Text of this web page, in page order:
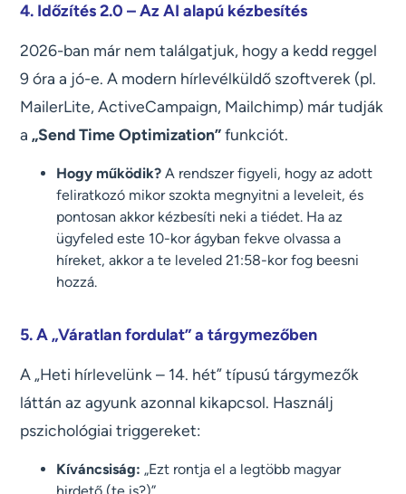
4. Időzítés 2.0 – Az AI alapú kézbesítés
2026-ban már nem találgatjuk, hogy a kedd reggel
9 óra a jó-e. A modern hírlevélküldő szoftverek (pl.
MailerLite, ActiveCampaign, Mailchimp) már tudják
a„Send Time Optimization”funkciót.
Hogy működik? A rendszer figyeli, hogy az adott
feliratkozó mikor szokta megnyitni a leveleit, és
pontosan akkor kézbesíti neki a tiédet. Ha az
ügyfeled este 10-kor ágyban fekve olvassa a
híreket, akkor a te leveled 21:58-kor fog beesni
hozzá.
5. A „Váratlan fordulat” a tárgymezőben
A „Heti hírlevelünk – 14. hét” típusú tárgymezők
láttán az agyunk azonnal kikapcsol. Használj
pszichológiai triggereket:
Kíváncsiság: „Ezt rontja el a legtöbb magyar